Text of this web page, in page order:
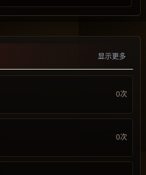
显示更多
0次
0次